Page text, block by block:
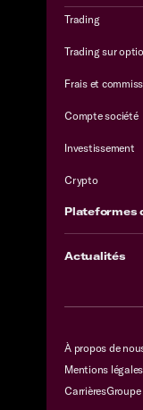
Trading
Trading sur
Frais et
Compte société
Investissement
Crypto
Plateformes
Actualités
À propos de
Mentions légales
CarrièresGroupe